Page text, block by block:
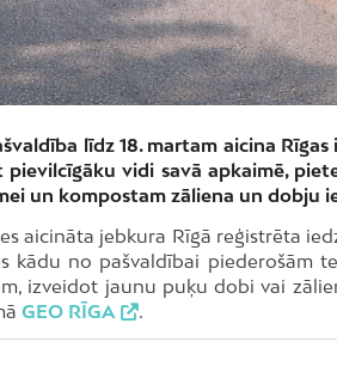
līdz 18. martam aicina
pievilcīgāku vidi savā apkaimē,
un kompostam zāliena un dobju
aicināta jebkura Rīgā reģistrēta
kādu no pašvaldībai piederošām
izveidot jaunu puķu dobi vai
GEO RĪGA .